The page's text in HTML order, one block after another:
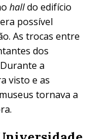
halldo edifício
possível
As trocas entre
dos
a
visto e as
tornava a